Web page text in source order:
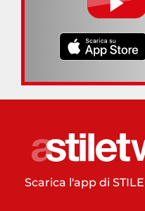
Scarica l'app di